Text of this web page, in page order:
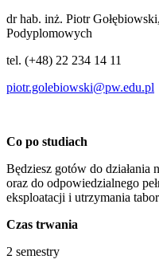
dr hab. inż. Piotr
Podyplomowych
tel. (+48) 22 234 14 11
piotr.golebiowski@pw.edu.pl
Co po studiach
Będziesz gotów do działania
oraz do odpowiedzialnego
eksploatacji i utrzymania
Czas trwania
2 semestry